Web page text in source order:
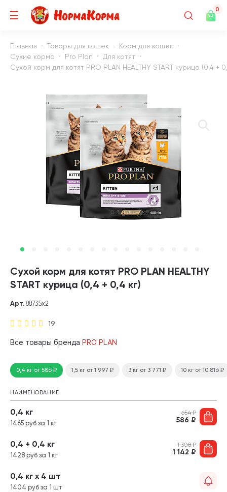
0
Главная Товары для кошек
Корм для кошек
Сухие корма
Pro Plan
Для котят
Сухой корм для котят PRO PLAN HEALTHY START курица (0,4 +
Сухой корм для котят PRO PLAN HEALTHY
START курица (0,4 + 0,4 кг)
19
Арт. 88735х2
Все товары бренда PRO PLAN
0,4 кг от 586₽ 1,5 кг от 1 997 ₽ 3 кг от 3 771 ₽ 10 кг от 10 816 ₽
НАИМЕНОВАНИЕ
0,4 кг
1465 руб за 1 кг
654₽
586 ₽
0,4 + 0,4 кг
1428 руб за 1 кг
1 308₽
1 142 ₽
0,4 кг х 4 шт
1404 руб за 1 шт